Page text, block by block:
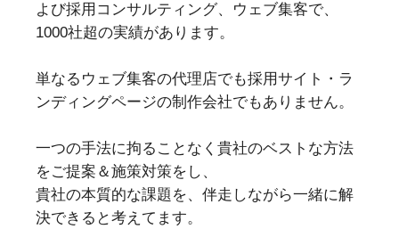
よび採用コンサルティング、ウェブ集客で、
1000社超の実績があります。
単なるウェブ集客の代理店でも採用サイト・ラ
ンディングページの制作会社でもありません。
一つの手法に拘ることなく貴社のベストな方法
をご提案＆施策対策をし、
貴社の本質的な課題を、伴走しながら一緒に解
決できると考えてます。